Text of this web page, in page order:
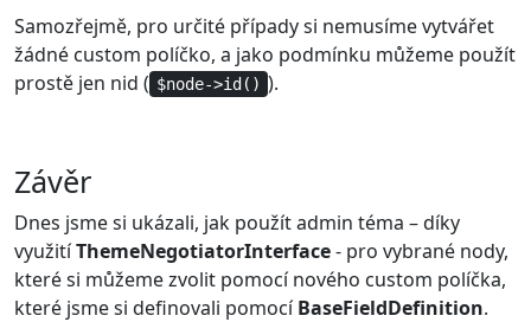
Samozřejmě, pro určité případy si nemusíme vytvářet
žádné custom políčko, a jako podmínku můžeme použít
prostě jen nid ( $node->id() ).
Závěr
Dnes jsme si ukázali, jak použít admin téma – díky
využitíThemeNegotiatorInterface- pro vybrané nody,
které si můžeme zvolit pomocí nového custom políčka,
které jsme si definovali pomocíBaseFieldDefinition.